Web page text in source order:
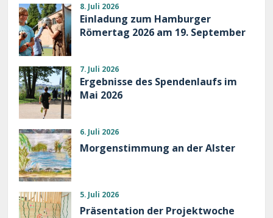
8. Juli 2026
Einladung zum Hamburger
Römertag 2026 am 19. September
7. Juli 2026
Ergebnisse des Spendenlaufs im
Mai 2026
6. Juli 2026
Morgenstimmung an der Alster
5. Juli 2026
Präsentation der Projektwoche